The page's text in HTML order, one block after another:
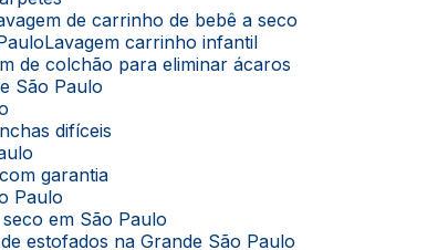
de carrinho de bebê a seco
Lavagem carrinho infantil
de colchão para eliminar ácaros
São Paulo
difíceis
garantia
Paulo
seco em São Paulo
de estofados na Grande São Paulo